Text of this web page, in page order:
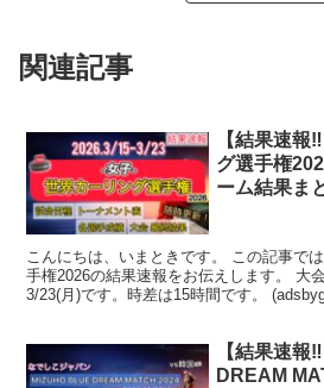
関連記事
【結果速報
グ選手権
ーム結果ま
こんにちは、いまときです。 この記事で
手権2026の結果速報をお伝えします。 大
3/23(月)です。時差は15時間です。
【結果速報
DREAM